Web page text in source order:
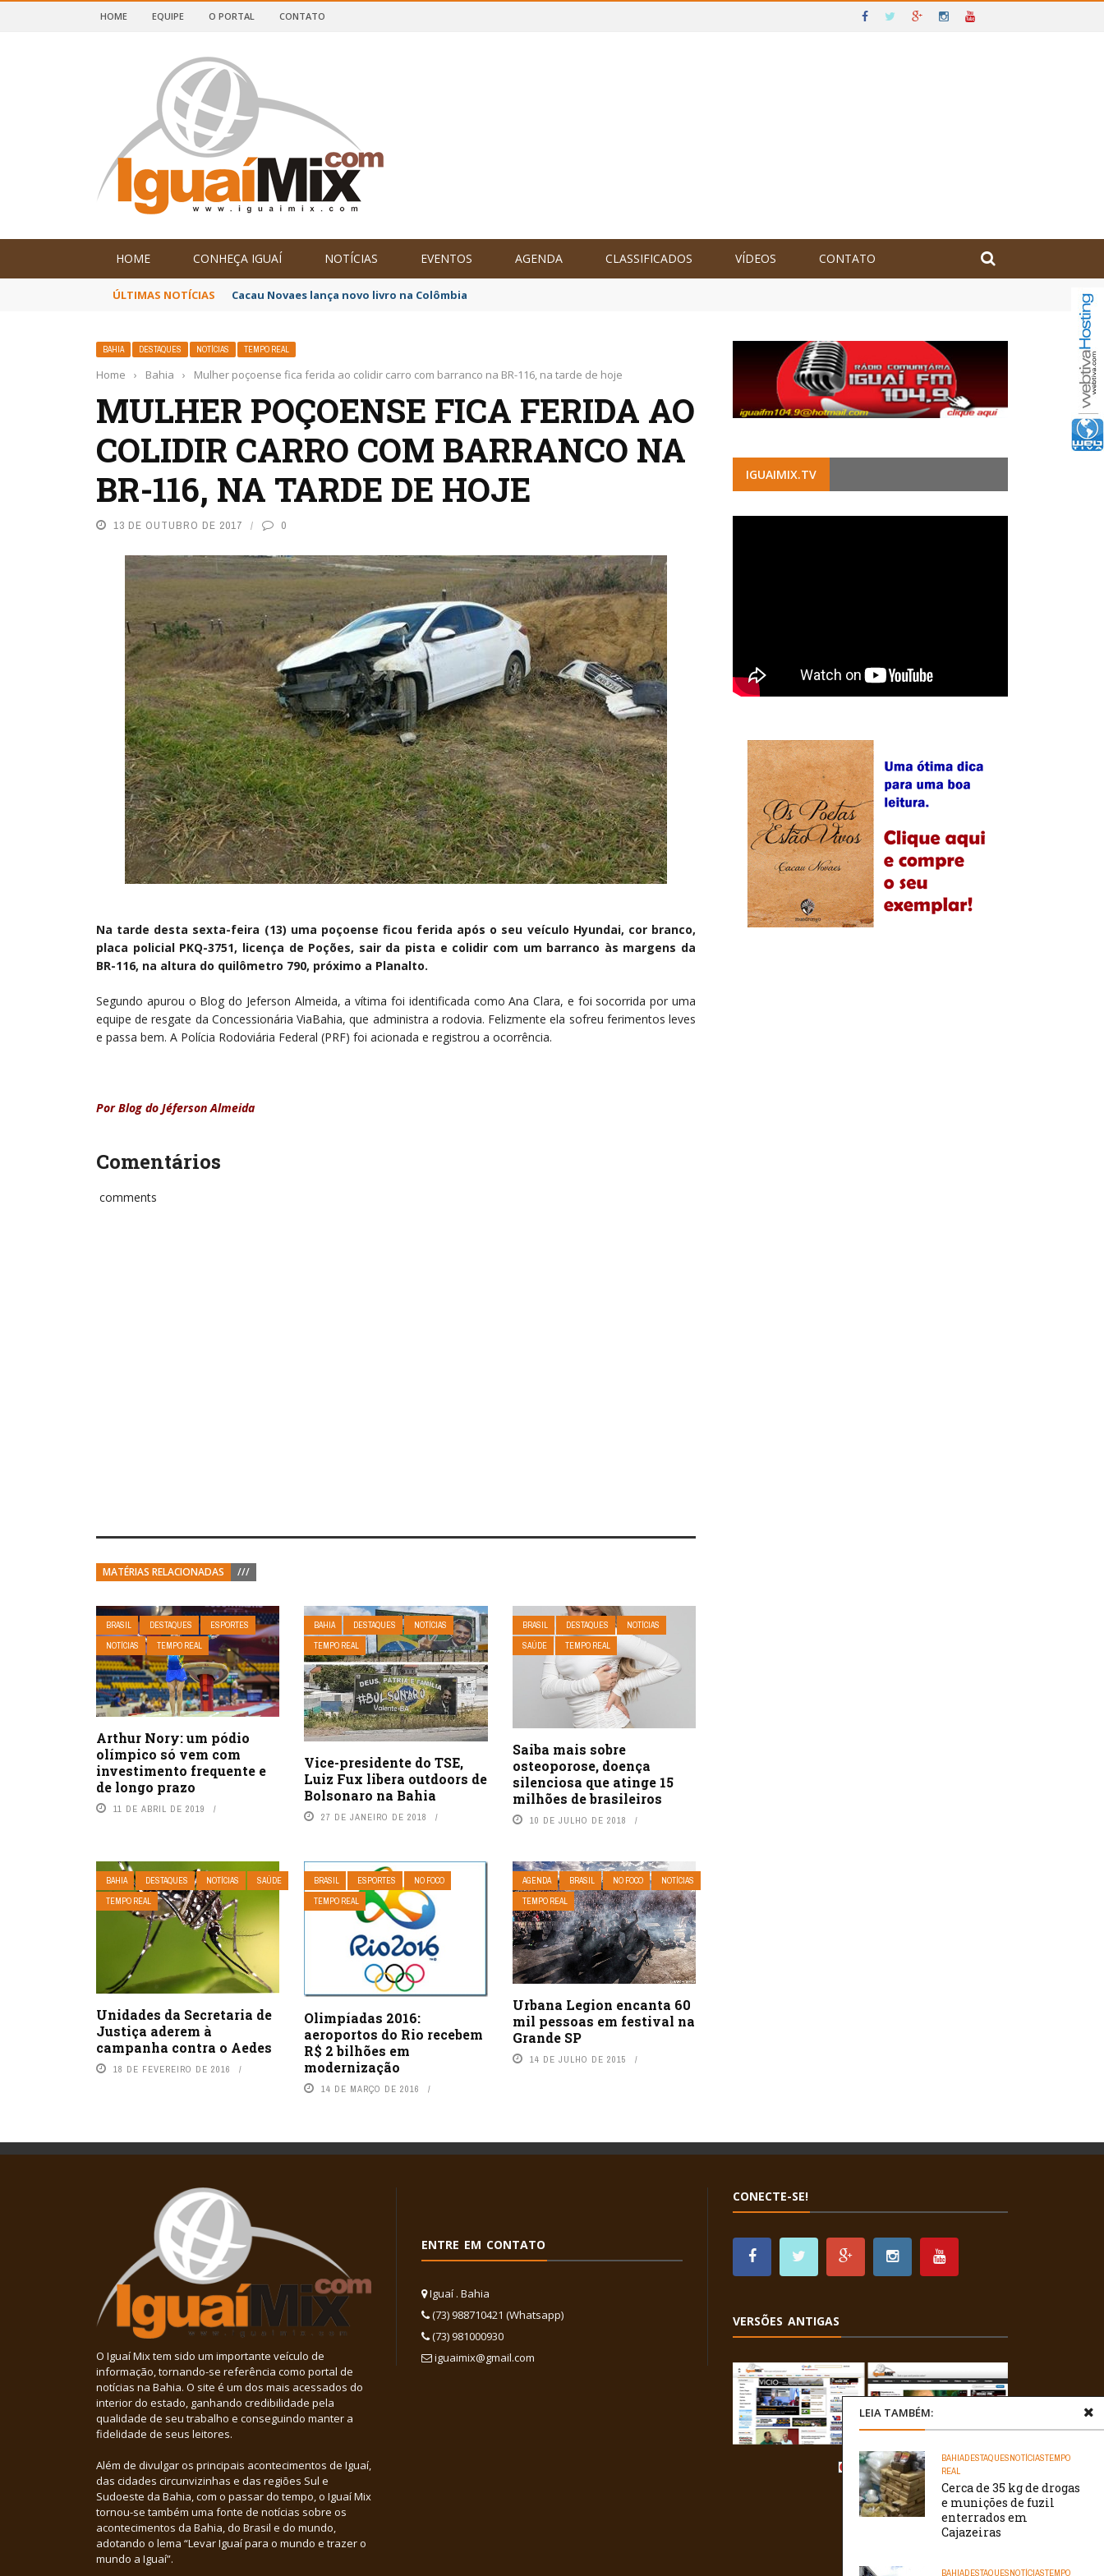
E SUDOESTE DA BAHIA
HOME EQUIPE O PORTAL CONTATO
HOME CONHEÇA IGUAÍ NOTÍCIAS EVENTOS AGENDA CLASSIFICADOS VÍDEOS CONTATO
ÚLTIMAS NOTÍCIAS Cacau Novaes lança novo livro na Colômbia
BAHIA DESTAQUES NOTÍCIAS TEMPO REAL
Home › Bahia › Mulher poçoense fica ferida ao colidir carro com barranco na BR-116, na tarde de hoje
MULHER POÇOENSE FICA FERIDA AO
COLIDIR CARRO COM BARRANCO NA
BR-116, NA TARDE DE HOJE
13 DE OUTUBRO DE 2017 0
Na tarde desta sexta-feira (13) uma poçoense ficou ferida após o seu veículo Hyundai, cor branco,
placa policial PKQ-3751, licença de Poções, sair da pista e colidir com um barranco às margens da
BR-116, na altura do quilômetro 790, próximo a Planalto.
Segundo apurou o Blog do Jeferson Almeida, a vítima foi identificada como Ana Clara, e foi socorrida por uma
equipe de resgate da Concessionária ViaBahia, que administra a rodovia. Felizmente ela sofreu ferimentos leves
e passa bem. A Polícia Rodoviária Federal (PRF) foi acionada e registrou a ocorrência.
Por Blog do Jéferson Almeida
Comentários
comments
MATÉRIAS RELACIONADAS ///
BRASIL DESTAQUES
ESPORTES
NOTÍCIAS
TEMPO REAL
Arthur Nory: um pódio
olímpico só vem com
investimento frequente e
de longo prazo
11 DE ABRIL DE 2019
BAHIA DESTAQUES
NOTÍCIAS
TEMPO REAL
Vice-presidente do TSE,
Luiz Fux libera outdoors de
Bolsonaro na Bahia
27 DE JANEIRO DE 2018
BRASIL DESTAQUES
NOTÍCIAS
SAÚDE
TEMPO REAL
Saiba mais sobre
osteoporose, doença
silenciosa que atinge 15
milhões de brasileiros
10 DE JULHO DE 2018
BAHIA DESTAQUES NOTÍCIAS
SAÚDE
TEMPO REAL
Unidades da Secretaria de
Justiça aderem à
campanha contra o Aedes
18 DE FEVEREIRO DE 2016
BRASIL ESPORTES
NO FOCO
TEMPO REAL
Olimpíadas 2016:
aeroportos do Rio recebem
R$ 2 bilhões em
modernização
14 DE MARÇO DE 2016
AGENDA BRASIL NO FOCO
NOTÍCIAS
TEMPO REAL
Urbana Legion encanta 60
mil pessoas em festival na
Grande SP
14 DE JULHO DE 2015
LEIA TAMBÉM:
BAHIADESTAQUESNOTÍCIASTEMPO
REAL
Cerca de 35 kg de drogas
e munições de fuzil
enterrados em
Cajazeiras
BAHIADESTAQUESNOTÍCIASTEMPO
IGUAIMIX.TV
O Iguaí Mix tem sido um importante veículo de
informação, tornando-se referência como portal de
notícias na Bahia. O site é um dos mais acessados do
interior do estado, ganhando credibilidade pela
qualidade de seu trabalho e conseguindo manter a
fidelidade de seus leitores.
Além de divulgar os principais acontecimentos de Iguaí,
das cidades circunvizinhas e das regiões Sul e
Sudoeste da Bahia, com o passar do tempo, o Iguaí Mix
tornou-se também uma fonte de notícias sobre os
acontecimentos da Bahia, do Brasil e do mundo,
adotando o lema “Levar Iguaí para o mundo e trazer o
mundo a Iguaí”.
ENTRE EM CONTATO
Iguaí . Bahia
(73) 988710421 (Whatsapp)
(73) 981000930
iguaimix@gmail.com
CONECTE-SE!
VERSÕES ANTIGAS